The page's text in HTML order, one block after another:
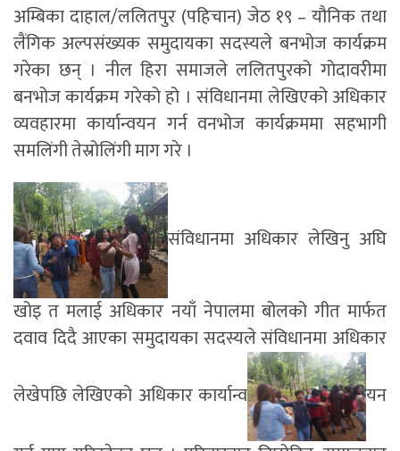
अम्बिका दाहाल/ललितपुर (पहिचान) जेठ १९ – यौनिक तथा
लैंगिक अल्पसंख्यक समुदायका सदस्यले बनभोज कार्यक्रम
गरेका छन् । नील हिरा समाजले ललितपुरको गोदावरीमा
बनभोज कार्यक्रम गरेको हो । संविधानमा लेखिएको अधिकार
व्यवहारमा कार्यान्वयन गर्न वनभोज कार्यक्रममा सहभागी
समलिंगी तेस्रोलिंगी माग गरे ।
संविधानमा अधिकार लेखिनु अघि
खोइ त मलाई अधिकार नयाँ नेपालमा बोलको गीत मार्फत
दवाव दिदै आएका समुदायका सदस्यले संविधानमा अधिकार
लेखेपछि लेखिएको अधिकार कार्यान्व
यन